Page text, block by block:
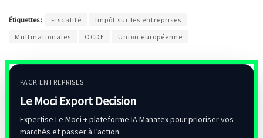
Étiquettes : Fiscalité
Impôt sur les entreprises
Multinationales
OCDE Union européenne
PACK ENTREPRISES
Le Moci Export Decision
Expertise Le Moci + plateforme IA Manatex pour prioriser vos
marchés et passer à l’action.